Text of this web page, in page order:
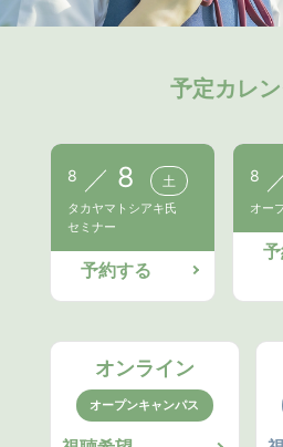
予定カレ
8 8 土
タカヤマトシアキ氏
セミナー
予約する
8
オー
オンライン
オープンキャンパス